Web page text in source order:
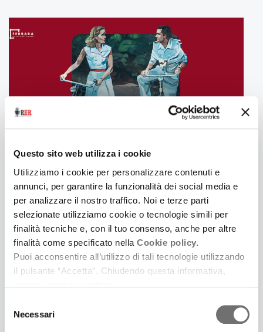
Questo sito web utilizza i cookie
Utilizziamo i cookie per personalizzare contenuti e
annunci, per garantire la funzionalità dei social media e
per analizzare il nostro traffico. Noi e terze parti
selezionate utilizziamo cookie o tecnologie simili per
finalità tecniche e, con il tuo consenso, anche per altre
finalità come specificato nella Cookie policy.
Puoi acconsentire all’utilizzo di tali tecnologie utilizzando
il pulsante “Accetta”. Chiudendo questa informativa,
delNecessari
3 Luglio 2025
LONTANO DA CINECITTÀ. UNA SERIE PODCAST IN
CINQUE PUNTATE IDEATA E SCRITTA DA
SAMUELE GOVONI E PRODOTTA DA FERRARA LA
CITTÀ DEL CINEMA
Prima puntata: Il giardino dei Finzi Contini